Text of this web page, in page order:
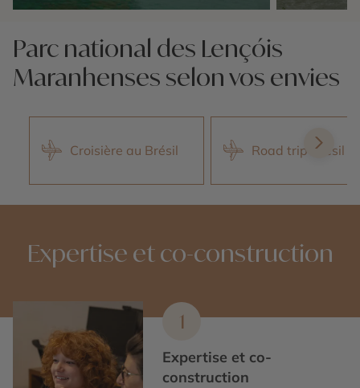
Parc national des Lençóis
Maranhenses selon vos envies
Croisière au Brésil Road trip Brésil
Expertise et co-construction
1
Expertise et co-
construction